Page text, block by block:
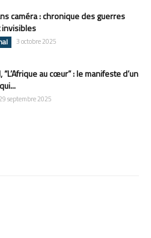
caméra : chronique des guerres
3 octobre 2025
“L’Afrique au cœur” : le manifeste d’un
septembre 2025